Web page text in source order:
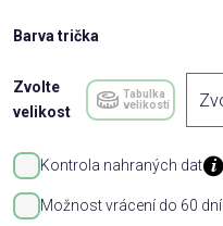
Barva trička
Zvolte
velikost
Tabulka
velikostí
Kontrola nahraných dat
Možnost vrácení do 60 dní